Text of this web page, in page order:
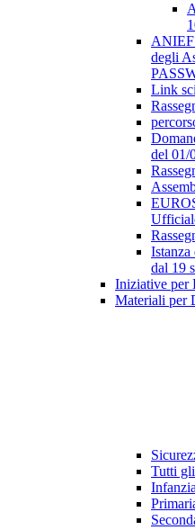
ANIEF
degli
Link
del 01/
Istanza
dal 19
Iniziative per
Materiali per
Tutti
Infanzia